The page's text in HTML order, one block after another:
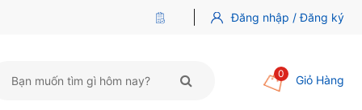
Đăng nhập / Đăng ký
0 Giỏ Hàng